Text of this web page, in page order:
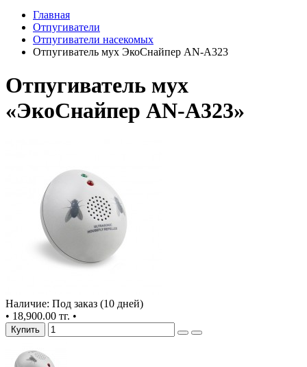
Главная
Отпугиватели
Отпугиватели насекомых
Отпугиватель мух ЭкоСнайпер AN-A323
Отпугиватель мух
«ЭкоСнайпер AN-A323»
Наличие: Под заказ (10 дней)
• 18,900.00 тг. •
Купить